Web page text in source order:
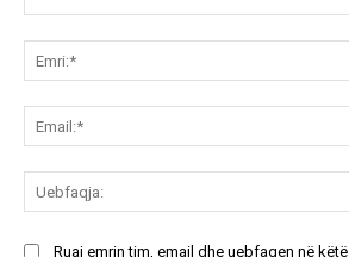
Ruaj emrin tim, email dhe uebfaqen në